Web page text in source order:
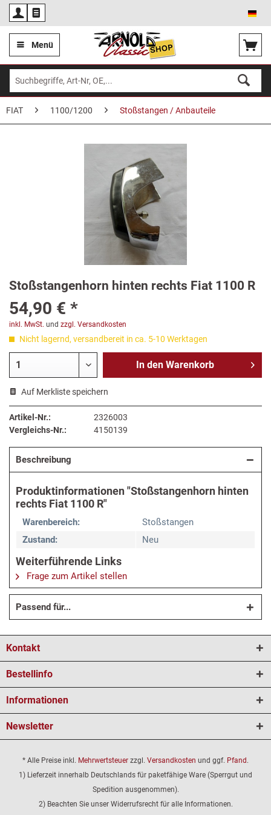
Menü
FIAT 1100/1200 Stoßstangen / Anbauteile
Stoßstangenhorn hinten rechts Fiat 1100 R
54,90 € *
inkl. MwSt. und zzgl. Versandkosten
Nicht lagernd, versandbereit in ca. 5-10 Werktagen
In den Warenkorb
Auf Merkliste speichern
Artikel-Nr.:
2326003
Vergleichs-Nr.:
4150139
Beschreibung
Produktinformationen "Stoßstangenhorn hinten
rechts Fiat 1100 R"
Warenbereich:
Stoßstangen
Zustand:
Neu
Weiterführende Links
Frage zum Artikel stellen
Passend für...
Kontakt
Bestellinfo
Informationen
Newsletter
* Alle Preise inkl. Mehrwertsteuer zzgl. Versandkosten und ggf. Pfand.
1) Lieferzeit innerhalb Deutschlands für paketfähige Ware (Sperrgut und
Spedition ausgenommen).
2) Beachten Sie unser Widerrufsrecht für alle Informationen.